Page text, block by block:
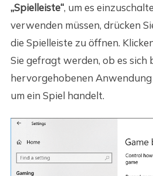
„Spielleiste“, um es
verwenden müssen, drücken
die Spielleiste zu öffnen.
Sie gefragt werden, ob es sich
hervorgehobenen
um ein Spiel handelt.